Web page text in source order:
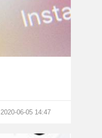
2020-06-05 14:47